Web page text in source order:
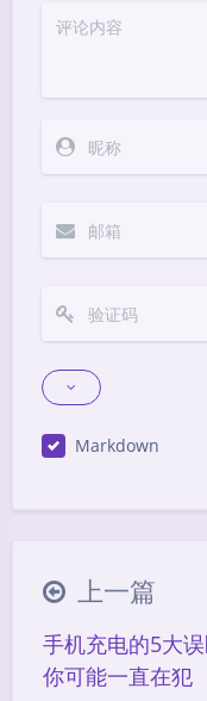
Markdown
|´・ω・)ノ
∠( ᐛ 」∠)＿
୧(๑•̀⌄•́๑)૭
(´இ皿இ｀)
上一篇
手机充电的5大误
你可能一直在犯